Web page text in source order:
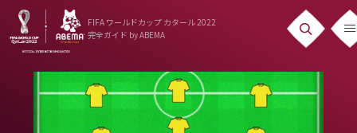
FIFA ワールドカップ カタール 2022
完全ガイド by ABEMA
ニュース